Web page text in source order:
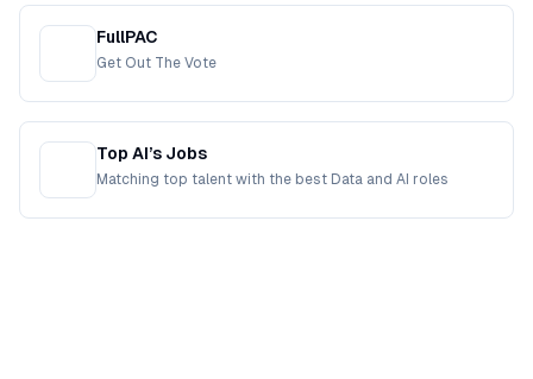
FullPAC
Get Out The Vote
Top AI’s Jobs
Matching top talent with the best Data and AI roles